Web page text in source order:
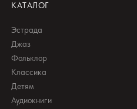
КАТАЛОГ
Эстрада
Джаз
Фольклор
Классика
Детям
Аудиокниги